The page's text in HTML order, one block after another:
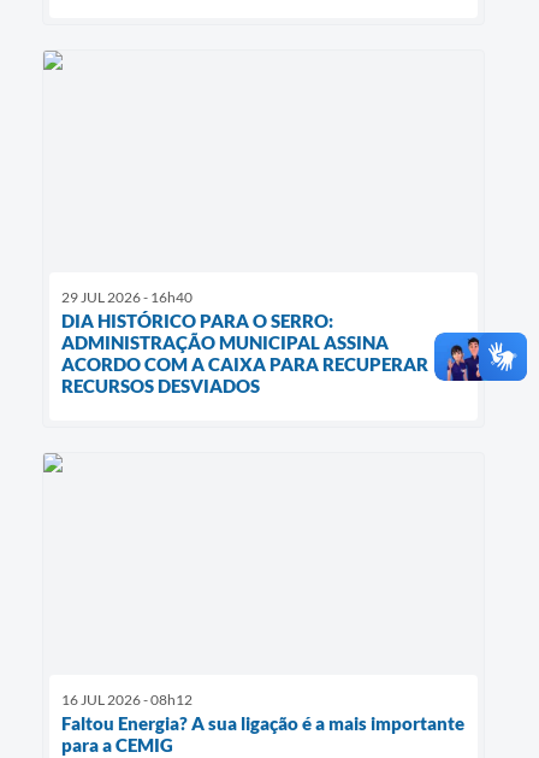
29 JUL 2026 - 16h40
DIA HISTÓRICO PARA O SERRO:
ADMINISTRAÇÃO MUNICIPAL ASSINA
ACORDO COM A CAIXA PARA RECUPERAR
RECURSOS DESVIADOS
16 JUL 2026 - 08h12
Faltou Energia? A sua ligação é a mais importante
para a CEMIG